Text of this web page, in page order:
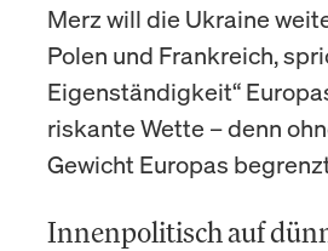
Merz will die Ukraine
Polen und Frankreich,
Eigenständigkeit“
riskante Wette – denn
Gewicht Europas
Innenpolitisch auf